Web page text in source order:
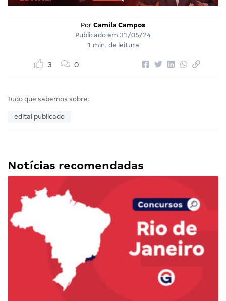
Por Camila Campos
Publicado em 31/05/24
1 min. de leitura
3 0
Tudo que sabemos sobre:
edital publicado
Notícias recomendadas